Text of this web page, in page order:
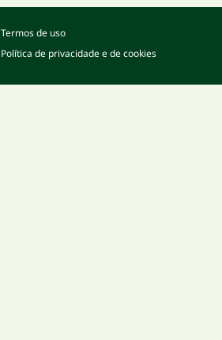
Termos de uso
Política de privacidade e de cookies